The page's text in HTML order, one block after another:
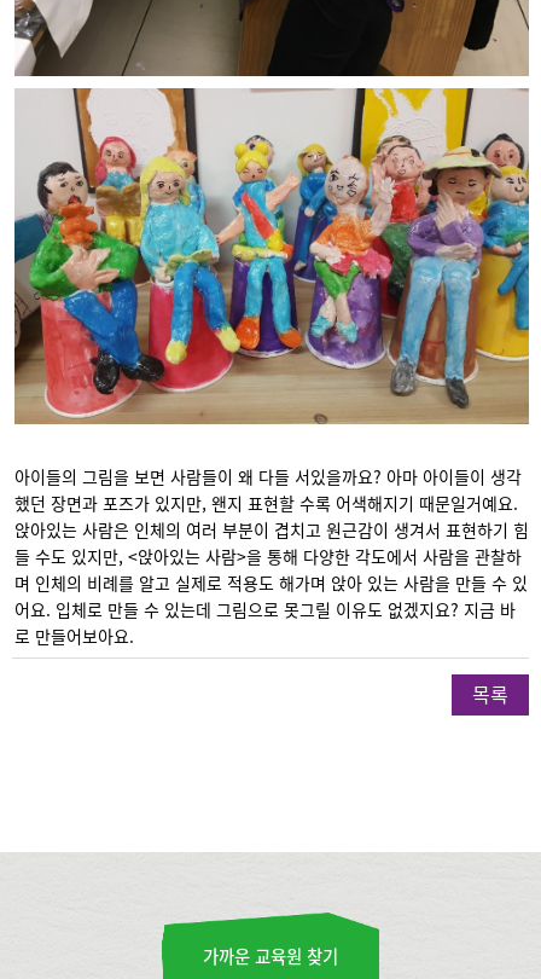
아이들의 그림을 보면 사람들이 왜 다들 서있을까요? 아마 아이들이 생각
했던 장면과 포즈가 있지만, 왠지 표현할 수록 어색해지기 때문일거예요.
앉아있는 사람은 인체의 여러 부분이 겹치고 원근감이 생겨서 표현하기 힘
들 수도 있지만, <앉아있는 사람>을 통해 다양한 각도에서 사람을 관찰하
며 인체의 비례를 알고 실제로 적용도 해가며 앉아 있는 사람을 만들 수 있
어요. 입체로 만들 수 있는데 그림으로 못그릴 이유도 없겠지요? 지금 바
로 만들어보아요.
목록
가까운 교육원 찾기